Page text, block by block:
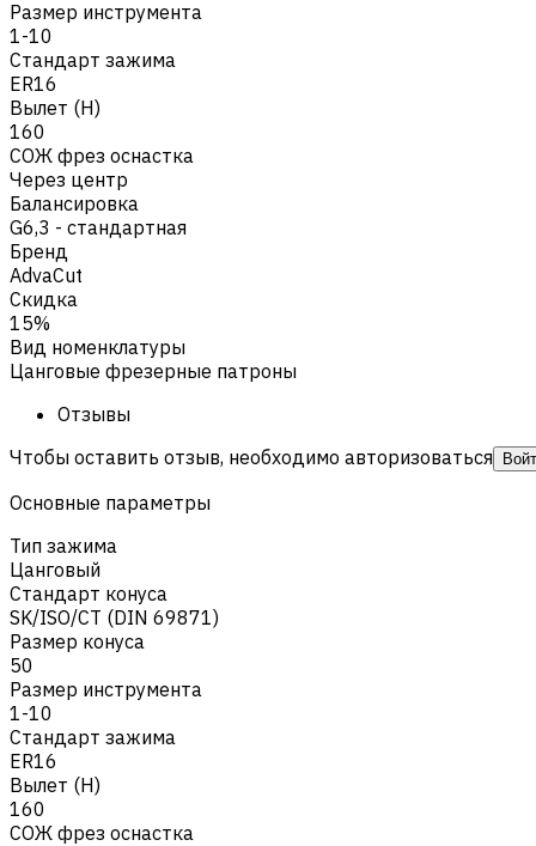
Размер инструмента
1-10
Стандарт зажима
ER16
Вылет (H)
160
СОЖ фрез оснастка
Через центр
Балансировка
G6,3 - стандартная
Бренд
AdvaCut
Скидка
15%
Вид номенклатуры
Цанговые фрезерные патроны
Отзывы
Чтобы оставить отзыв, необходимо авторизоваться
Основные параметры
Тип зажима
Цанговый
Стандарт конуса
SK/ISO/CT (DIN 69871)
Размер конуса
50
Размер инструмента
1-10
Стандарт зажима
ER16
Вылет (H)
160
СОЖ фрез оснастка